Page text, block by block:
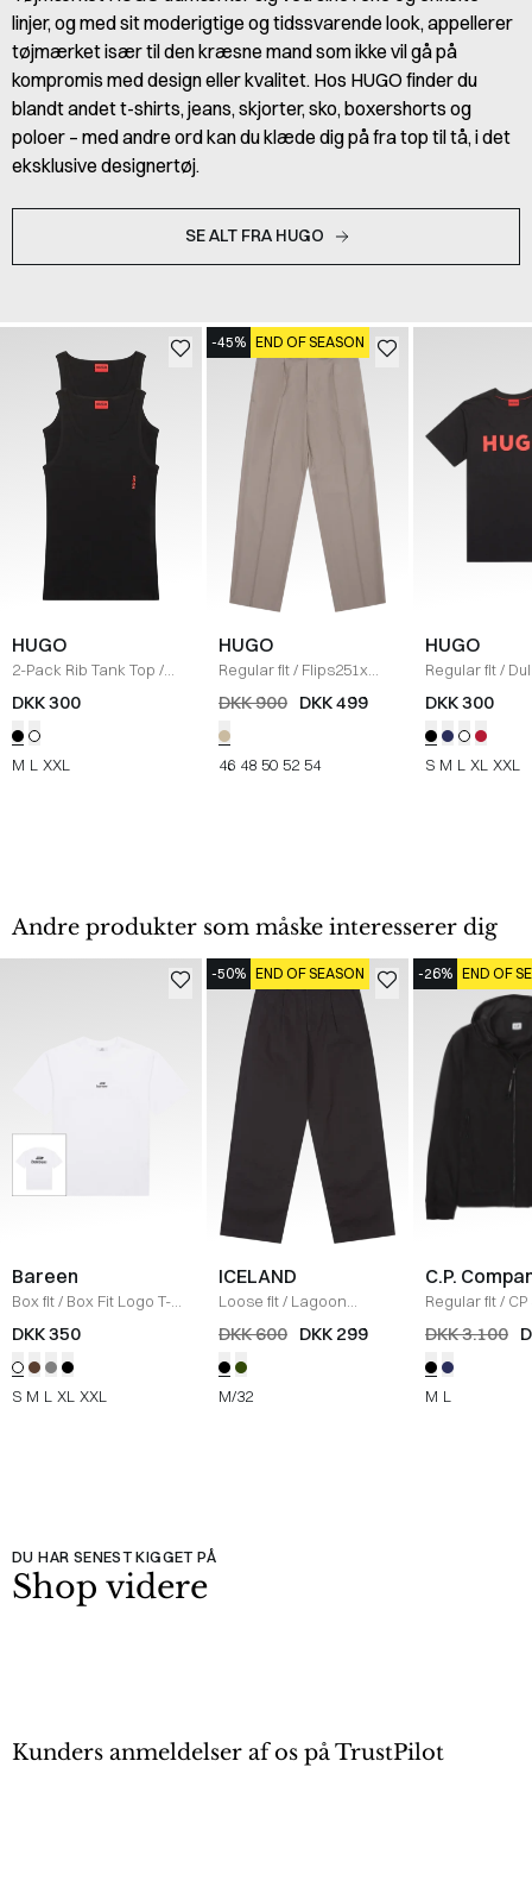
linjer, og med sit moderigtige og tidssvarende look, appellerer
tøjmærket især til den kræsne mand som ikke vil gå på
kompromis med design eller kvalitet. Hos HUGO finder du
blandt andet t-shirts, jeans, skjorter, sko, boxershorts og
poloer – med andre ord kan du klæde dig på fra top til tå, i det
eksklusive designertøj.
SE ALT FRA HUGO
HUGO
2-Pack Rib Tank Top /
SORT
DKK 300
M L XXL
-45% END OF SEASON
HUGO
Regular fit/ Flips251x
Bukser / SAND
DKK 900 DKK 499
46 48 50 52 54
HUGO
Regular fit/
shirt /SORT
DKK 300
S M L XL XXL
Andre produkter som måske interesserer dig
Bareen
Box fit/ Box Fit Logo T-
shirt /WHITE
DKK 350
S M L XL XXL
-50% END OF SEASON
ICELAND
Loose fit/ Lagoon
Bukser / BLACK
DKK 600 DKK 299
M/32
-26% END OF
C.P.
Regular fit/
Jakke
SORT
DKK 3.100
M L
DU HAR SENEST KIGGET PÅ
Shop videre
Kunders anmeldelser af os på TrustPilot